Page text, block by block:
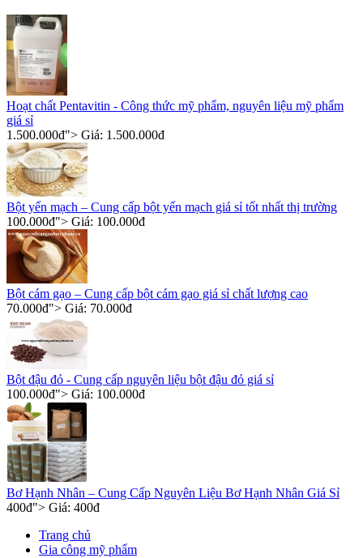
Hoạt chất Pentavitin - Công thức mỹ phẩm, nguyên liệu mỹ phẩm
giá sỉ
1.500.000đ"> Giá: 1.500.000đ
Bột yến mạch – Cung cấp bột yến mạch giá sỉ tốt nhất thị trường
100.000đ"> Giá: 100.000đ
Bột cám gạo – Cung cấp bột cám gạo giá sỉ chất lượng cao
70.000đ"> Giá: 70.000đ
Bột đậu đỏ - Cung cấp nguyên liệu bột đậu đỏ giá sỉ
100.000đ"> Giá: 100.000đ
Bơ Hạnh Nhân – Cung Cấp Nguyên Liệu Bơ Hạnh Nhân Giá Sỉ
400đ"> Giá: 400đ
Trang chủ
Gia công mỹ phẩm